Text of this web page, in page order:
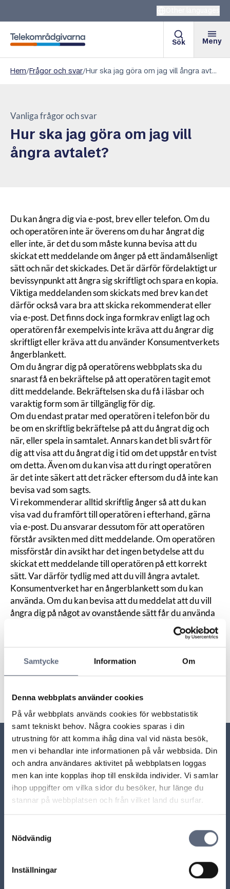
Samtycke Information Om
Denna webbplats använder cookies
På vår webbplats används cookies för webbstatistik
samt tekniskt behov. Några cookies sparas i din
utrustning för att komma ihåg dina val vid nästa besök,
men vi behandlar inte informationen på vår webbsida. Din
och andra användares aktivitet på webbplatsen loggas
men kan inte kopplas ihop till enskilda individer. Vi samlar
ihop uppgifter om vilka sidor du besöker, hur länge du
stannar på webbplatsen och från vilket land du surfar.
Nödvändig
Inställningar
Telekområdgivarna
Sök Meny
Hem/Frågor och svar/ Hur ska jag göra om jag vill ångra avtalet?
Vanliga frågor och svar
Hur ska jag göra om jag vill
ångra avtalet?
Du kan ångra dig via e-post, brev eller telefon. Om du
och operatören inte är överens om du har ångrat dig
eller inte, är det du som måste kunna bevisa att du
skickat ett meddelande om ånger på ett ändamålsenligt
sätt och när det skickades. Det är därför fördelaktigt ur
bevissynpunkt att ångra sig skriftligt och spara en kopia.
Viktiga meddelanden som skickats med brev kan det
därför också vara bra att skicka rekommenderat eller
via e-post. Det finns dock inga formkrav enligt lag och
operatören får exempelvis inte kräva att du ångrar dig
skriftligt eller kräva att du använder Konsumentverkets
ångerblankett.
Om du ångrar dig på operatörens webbplats ska du
snarast få en bekräftelse på att operatören tagit emot
ditt meddelande. Bekräftelsen ska du få i läsbar och
varaktig form som är tillgänglig för dig.
Om du endast pratar med operatören i telefon bör du
be om en skriftlig bekräftelse på att du ångrat dig och
när, eller spela in samtalet. Annars kan det bli svårt för
dig att visa att du ångrat dig i tid om det uppstår en tvist
om detta. Även om du kan visa att du ringt operatören
är det inte säkert att det räcker eftersom du då inte kan
bevisa vad som sagts.
Vi rekommenderar alltid skriftlig ånger så att du kan
visa vad du framfört till operatören i efterhand, gärna
via e-post. Du ansvarar dessutom för att operatören
förstår avsikten med ditt meddelande. Om operatören
missförstår din avsikt har det ingen betydelse att du
skickat ett meddelande till operatören på ett korrekt
sätt. Var därför tydlig med att du vill ångra avtalet.
Konsumentverket har en ångerblankett som du kan
använda. Om du kan bevisa att du meddelat att du vill
ångra dig på något av ovanstående sätt får du använda
din ångerrätt även om ditt meddelande försenas eller
Dela sidan på Facebook
Dela sidan på Linkedin
Relaterade sidor till frågan
Vad är det för skillnad på ångerrätt och öppet köp?
Vad ska operatören betala tillbaka om jag ångrar mig?
Vilken information ska du få när du köper något?
Olika sätt att avsluta ett abonnemang